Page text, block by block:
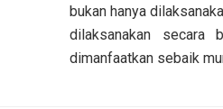
bukan hanya
dilaksanakan secara
dimanfaatkan sebaik